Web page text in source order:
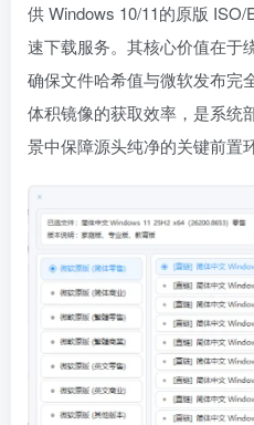
供 Windows 10/11的原版
速下载服务。其核心价值在于
确保文件哈希值与微软发布完
体积镜像的获取效率，是系统
景中保障源头纯净的关键前置环